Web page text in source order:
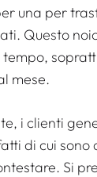
una per
Questo
mese.
i clienti
di cui
Si